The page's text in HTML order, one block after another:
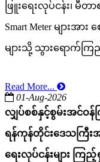
ဖြူးရေးလုပ်ငန်း၊ မီတ
Smart Meter များအ
များသို့ သွားရောက်က
Read More...
01-Aug-2026
လျှပ်စစ်နှင့်စွမ်းအင်ဝန်
ရန်ကုန်တိုင်းဒေသကြီး
ရေးလုပ်ငန်းများ ကြ